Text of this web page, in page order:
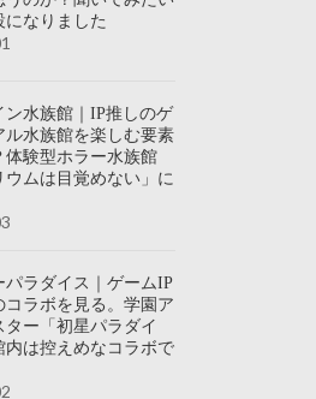
になりました
ン水族館｜IP推しのゲ
ル水族館を楽しむ要素
体験型ホラー水族館
ウムは目覚めない」に
パラダイス｜ゲームIP
コラボを見る。学園ア
ター「初星パラダイ
内は控えめなコラボで